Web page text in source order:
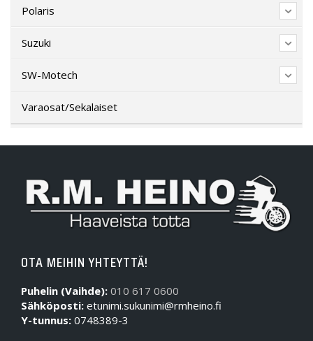
Polaris
Suzuki
SW-Motech
Varaosat/Sekalaiset
OTA MEIHIN YHTEYTTÄ!
Puhelin (Vaihde): 010 617 0600
Sähköposti: etunimi.sukunimi@rmheino.fi
Y-tunnus: 0748389-3